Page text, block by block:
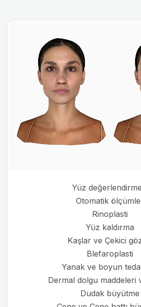
Yüz
Otomatik
Rinoplasti
Yüz kaldırma
Kaşlar ve Çekici
Blefaroplasti
Yanak ve boyun
Dermal dolgu maddeleri
Dudak büyütme